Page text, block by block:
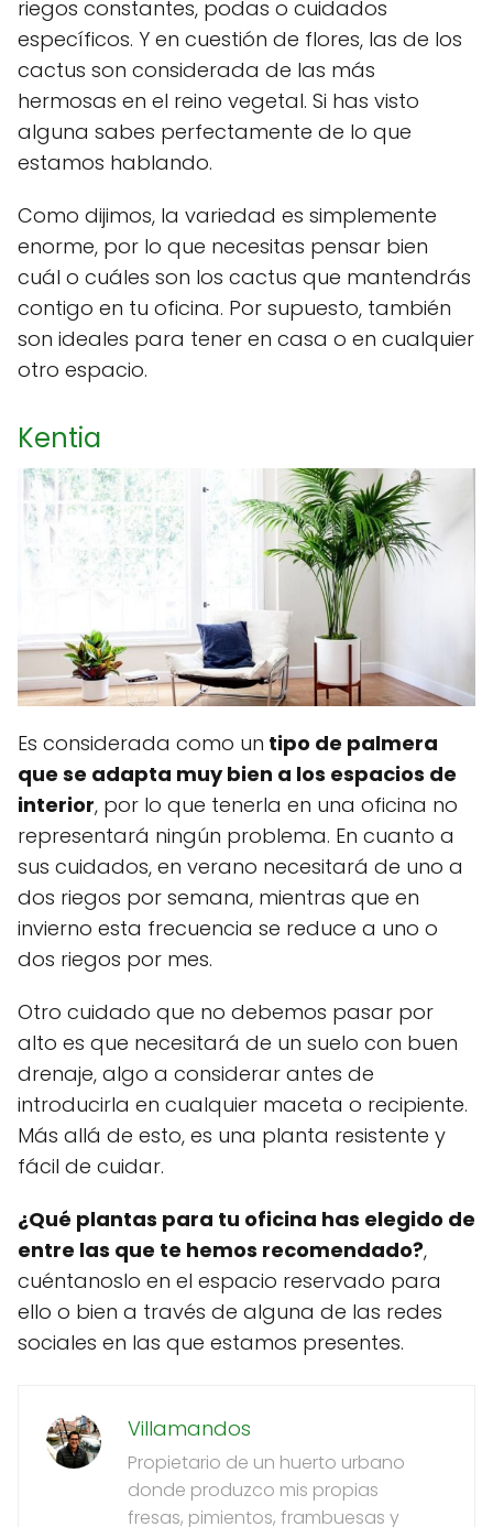
riegos constantes, podas o cuidados
específicos. Y en cuestión de flores, las de los
cactus son considerada de las más
hermosas en el reino vegetal. Si has visto
alguna sabes perfectamente de lo que
estamos hablando.
Como dijimos, la variedad es simplemente
enorme, por lo que necesitas pensar bien
cuál o cuáles son los cactus que mantendrás
contigo en tu oficina. Por supuesto, también
son ideales para tener en casa o en cualquier
otro espacio.
Kentia
Es considerada como un tipo de palmera
que se adapta muy bien a los espacios de
interior, por lo que tenerla en una oficina no
representará ningún problema. En cuanto a
sus cuidados, en verano necesitará de uno a
dos riegos por semana, mientras que en
invierno esta frecuencia se reduce a uno o
dos riegos por mes.
Otro cuidado que no debemos pasar por
alto es que necesitará de un suelo con buen
drenaje, algo a considerar antes de
introducirla en cualquier maceta o recipiente.
Más allá de esto, es una planta resistente y
fácil de cuidar.
¿Qué plantas para tu oficina has elegido de
entre las que te hemos recomendado?,
cuéntanoslo en el espacio reservado para
ello o bien a través de alguna de las redes
sociales en las que estamos presentes.
Villamandos
Propietario de un huerto urbano
donde produzco mis propias
fresas, pimientos, frambuesas y